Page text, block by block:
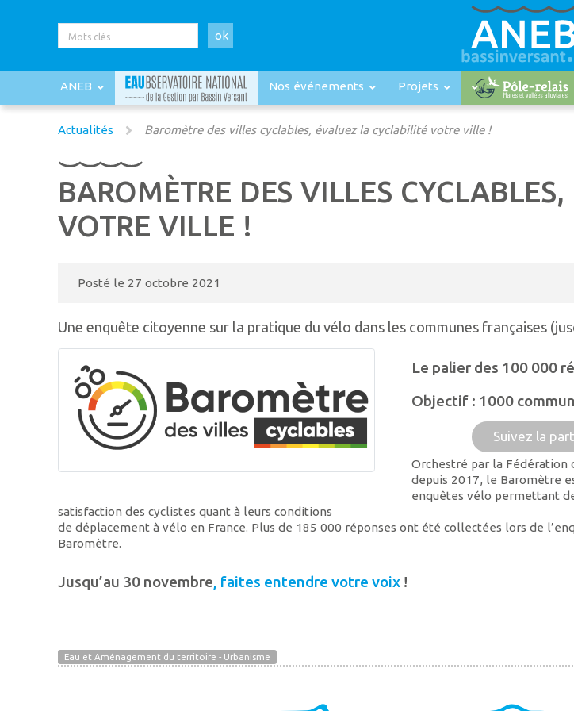
ok
ANEB Nos événements Projets
Actualités Baromètre des villes cyclables, évaluez la cyclabilité votre ville !
BAROMÈTRE DES VILLES
VOTRE VILLE !
Posté le 27 octobre 2021
Une enquête citoyenne sur la pratique du vélo dans les communes françaises
Le palier des 100 000
Objectif : 1000
Suivez la
Orchestré par la Fédération
depuis 2017, le Baromètre
enquêtes vélo permettant
satisfaction des cyclistes quant à leurs conditions
de déplacement à vélo en France. Plus de 185 000 réponses ont été collectées lors de
Baromètre.
Jusqu’au 30 novembre, faites entendre votre voix !
Eau et Aménagement du territoire - Urbanisme